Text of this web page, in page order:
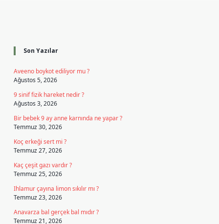
Son Yazılar
Aveeno boykot ediliyor mu ?
Ağustos 5, 2026
9 sinif fizik hareket nedir ?
Ağustos 3, 2026
Bir bebek 9 ay anne karnında ne yapar ?
Temmuz 30, 2026
Koç erkeği sert mi ?
Temmuz 27, 2026
Kaç çeşit gazı vardır ?
Temmuz 25, 2026
Ihlamur çayına limon sıkılır mı ?
Temmuz 23, 2026
Anavarza bal gerçek bal mıdır ?
Temmuz 21, 2026